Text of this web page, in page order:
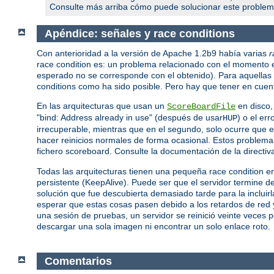
Consulte más arriba cómo puede solucionar este
Apéndice: señales y race conditions
Con anterioridad a la versión de Apache 1.2b9 había varias
race condition es: un problema relacionado con el
esperado no se corresponde con el obtenido). Para
conditions como ha sido posible. Pero hay que tener en
En las arquitecturas que usan un ScoreBoardFile en
"bind: Address already in use" (después de usarHUP) o el
irrecuperable, mientras que en el segundo, solo ocurre que
hacer reinicios normales de forma ocasional. Estos
fichero scoreboard. Consulte la documentación de la
Todas las arquitecturas tienen una pequeña race condition
persistente (KeepAlive). Puede ser que el servidor termine
solución que fue descubierta demasiado tarde para la
esperar que estas cosas pasen debido a los retardos de
una sesión de pruebas, un servidor se reinició veinte veces
descargar una sola imagen ni encontrar un solo enlace roto.
Comentarios